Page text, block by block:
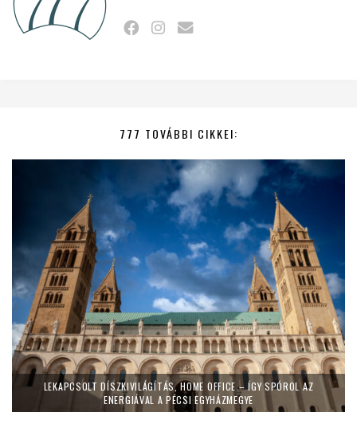
777 TOVÁBBI CIKKEI:
LEKAPCSOLT DÍSZKIVILÁGÍTÁS, HOME OFFICE – ÍGY SPÓROL AZ
ENERGIÁVAL A PÉCSI EGYHÁZMEGYE